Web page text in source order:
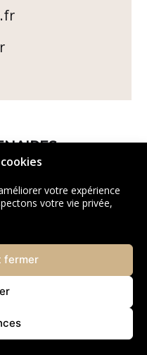
votre expérience
votre vie privée,
fermer